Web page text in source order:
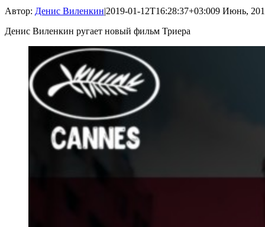
Автор: Денис Виленкин|2019-01-12T16:28:37+03:009 Июнь,
Денис Виленкин ругает новый фильм Триера